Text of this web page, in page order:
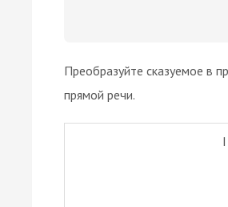
Преобразуйте сказуемое в
прямой речи.